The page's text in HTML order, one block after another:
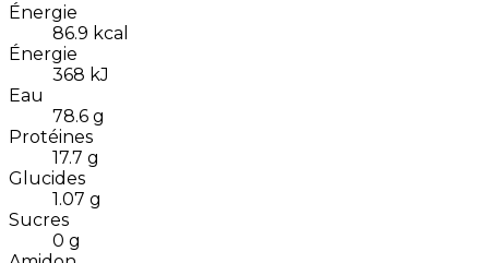
Énergie
86.9 kcal
Énergie
368 kJ
Eau
78.6 g
Protéines
17.7 g
Glucides
1.07 g
Sucres
0 g